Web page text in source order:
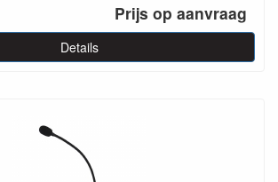
Prijs op aanvraag
Details